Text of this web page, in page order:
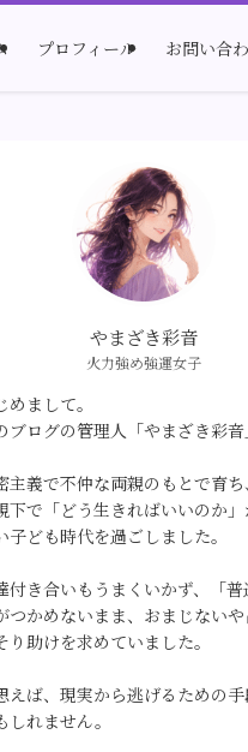
プロフィール お問い合
やまざき彩音
火力強め強運女子
めまして。
ブログの管理人「やまざき彩音
主義で不仲な両親のもとで育ち
下で「どう生きればいいのか」
子ども時代を過ごしました。
付き合いもうまくいかず、「
つかめないまま、おまじないや
り助けを求めていました。
えば、現実から逃げるための
しれません。